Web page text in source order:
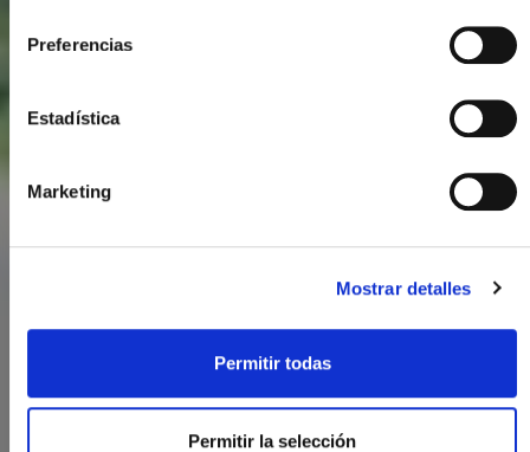
Preferencias
Estadística
Marketing
Mostrar detalles
Permitir todas
Permitir la selección